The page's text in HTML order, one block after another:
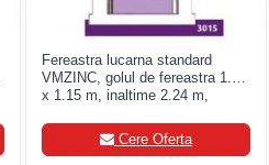
Fereastra lucarna standard
VMZINC, golul de fereastra 1.40
x 1.15 m, inaltime 2.24 m,
Cere Oferta